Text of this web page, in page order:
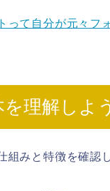
って自分が元々フ
理解しよ
みと特徴を確認